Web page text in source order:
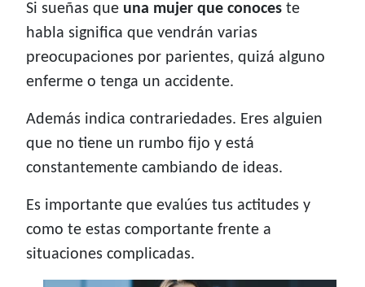
Si sueñas que una mujer que conoces te
habla significa que vendrán varias
preocupaciones por parientes, quizá alguno
enferme o tenga un accidente.
Además indica contrariedades. Eres alguien
que no tiene un rumbo fijo y está
constantemente cambiando de ideas.
Es importante que evalúes tus actitudes y
como te estas comportante frente a
situaciones complicadas.